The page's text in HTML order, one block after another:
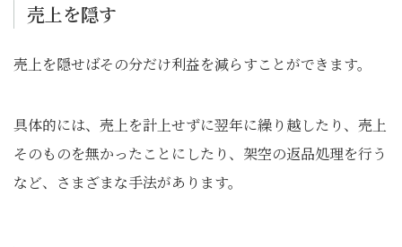
売上を隠す
売上を隠せばその分だけ利益を減らすことができます。
具体的には、売上を計上せずに翌年に繰り越したり、売上
そのものを無かったことにしたり、架空の返品処理を行う
など、さまざまな手法があります。